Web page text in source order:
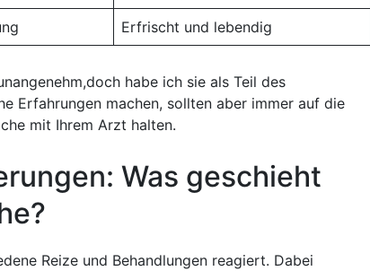
Erfrischt und lebendig
habe ich sie als Teil des
Erfahrungen machen, sollten aber⁣ immer auf die
mit Ihrem Arzt halten.
Was geschieht⁤
Reize und Behandlungen reagiert. Dabei